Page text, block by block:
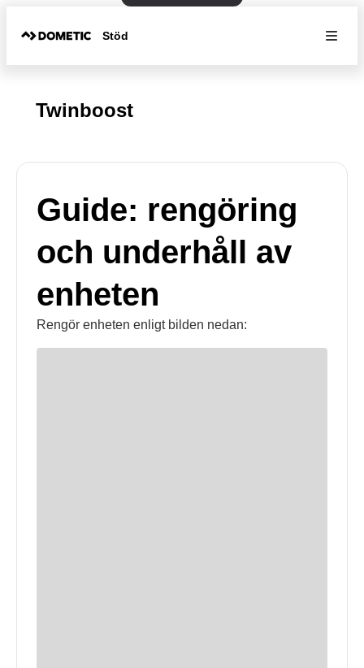
Stöd
Twinboost
Guide: rengöring
och underhåll av
enheten
Rengör enheten enligt bilden nedan: